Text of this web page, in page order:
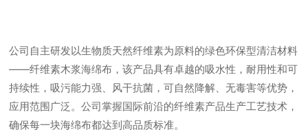
公司自主研发以生物质天然纤维素为原料的绿色环保型清洁材料
——纤维素木浆海绵布，该产品具有卓越的吸水性，耐用性和可
持续性，吸污能力强、风干抗菌，可自然降解、无毒害等优势，
应用范围广泛。公司掌握国际前沿的纤维素产品生产工艺技术，
确保每一块海绵布都达到高品质标准。